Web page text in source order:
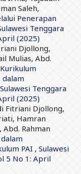
Saleh,
Penerapan
Tenggara
(2025)
Djollong,
Mulias, Abd.
Sulawesi Tenggara
(2025)
Fitriani Djollong,
Hamran
Rahman
PAI , Sulawesi
5 No 1: April